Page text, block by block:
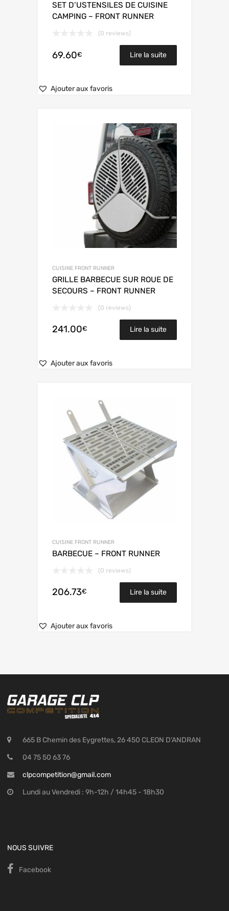
SET D’USTENSILES DE CUISINE
CAMPING – FRONT RUNNER
(0 reviews)
69.60€ Lire la suite
Ajouter aux favoris
CUISINE FRONT RUNNER
GRILLE BARBECUE SUR ROUE DE
SECOURS – FRONT RUNNER
(0 reviews)
241.00€ Lire la suite
Ajouter aux favoris
CUISINE FRONT RUNNER
BARBECUE – FRONT RUNNER
(0 reviews)
206.73€ Lire la suite
Ajouter aux favoris
665 B Chemin des Eygrettes, 26 450 CLEON D'ANDRAN
04 75 50 63 76
clpcompetition@gmail.com
Lundi au Vendredi : 9h-12h / 14h45 - 18h30
NOUS SUIVRE
Facebook